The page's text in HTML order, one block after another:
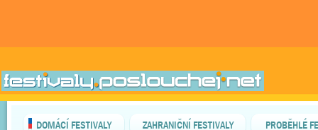
DOMÁCÍ FESTIVALY ZAHRANIČNÍ FESTIVALY PROBĚHLÉ